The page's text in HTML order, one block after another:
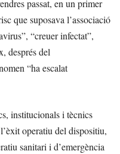
passat, en un primer
que suposava l’associació
“creuer infectat”,
després del
“ha escalat
institucionals i tècnics
operatiu del dispositiu,
sanitari i d’emergència